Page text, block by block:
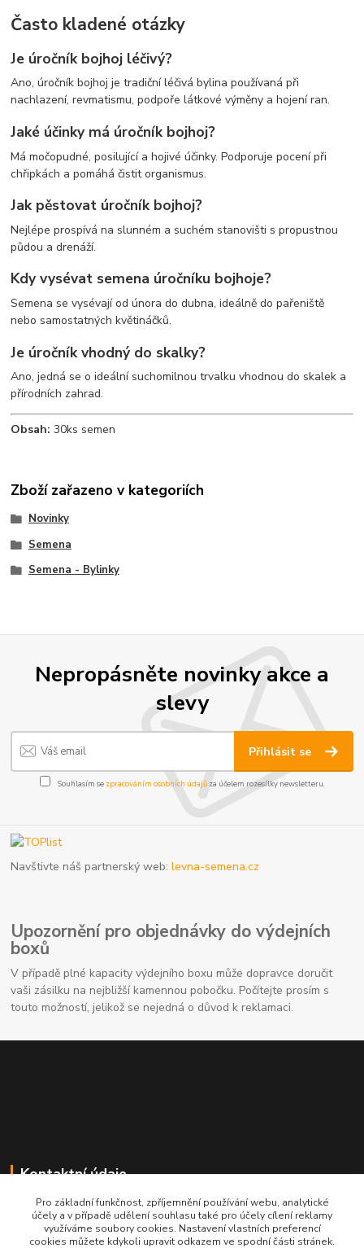
Často kladené otázky
Je úročník bojhoj léčivý?
Ano, úročník bojhoj je tradiční léčivá bylina používaná při
nachlazení, revmatismu, podpoře látkové výměny a hojení ran.
Jaké účinky má úročník bojhoj?
Má močopudné, posilující a hojivé účinky. Podporuje pocení při
chřipkách a pomáhá čistit organismus.
Jak pěstovat úročník bojhoj?
Nejlépe prospívá na slunném a suchém stanovišti s propustnou
půdou a drenáží.
Kdy vysévat semena úročníku bojhoje?
Semena se vysévají od února do dubna, ideálně do pařeniště
nebo samostatných květináčků.
Je úročník vhodný do skalky?
Ano, jedná se o ideální suchomilnou trvalku vhodnou do skalek a
přírodních zahrad.
Obsah:30ks semen
Zboží zařazeno v kategoriích
Novinky
Semena
Semena - Bylinky
Nepropásněte novinky akce a
slevy
Přihlásit se
Souhlasím se zpracováním osobních údajůza účelem rozesílky newsletteru.
Navštivte náš partnerský web:levna-semena.cz
Upozornění pro objednávky do výdejních
boxů
V případě plné kapacity výdejního boxu může dopravce doručit
vaši zásilku na nejbližší kamennou pobočku. Počítejte prosím s
touto možností, jelikož se nejedná o důvod k reklamaci.
Kontaktní údaje
704691325
Pro základní funkčnost, zpříjemnění používání webu, analytické
účely a v případě udělení souhlasu také pro účely cílení reklamy
využíváme soubory cookies. Nastavení vlastních preferencí
cookies můžete kdykoli upravit odkazem ve spodní části stránek.